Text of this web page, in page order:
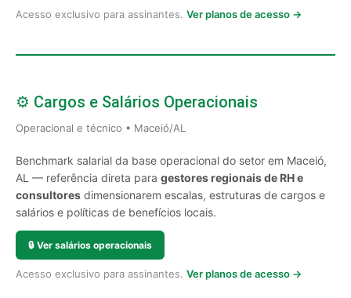
Acesso exclusivo para assinantes. Ver planos de acesso →
⚙️ Cargos e Salários Operacionais
Operacional e técnico • Maceió/AL
Benchmark salarial da base operacional do setor em Maceió,
AL — referência direta para gestores regionais de RH e
consultores dimensionarem escalas, estruturas de cargos e
salários e políticas de benefícios locais.
🔒 Ver salários operacionais
Acesso exclusivo para assinantes. Ver planos de acesso →